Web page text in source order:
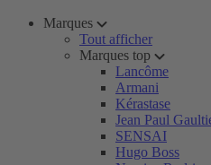
Marques
Tout afficher
Marques top
Lancôme
Armani
Kérastase
Jean Paul
SENSAI
Hugo Boss